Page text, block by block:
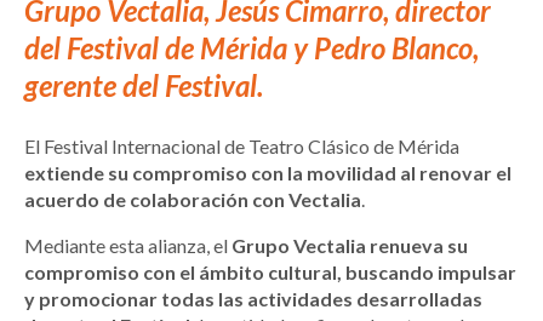
Grupo Vectalia, Jesús Cimarro, director
del Festival de Mérida y Pedro Blanco,
gerente del Festival.
El Festival Internacional de Teatro Clásico de Mérida
extiende su compromiso con la movilidad al renovar el
acuerdo de colaboración con Vectalia.
Mediante esta alianza, el Grupo Vectalia renueva su
compromiso con el ámbito cultural, buscando impulsar
y promocionar todas las actividades desarrolladas